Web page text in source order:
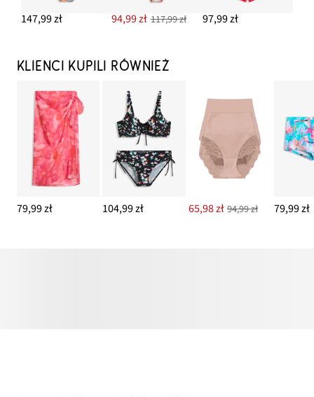
147,99 zł 94,99 zł 117,99 zł 97,99 zł
KLIENCI KUPILI RÓWNIEŻ
79,99 zł 104,99 zł 65,98 zł 94,99 zł 79,99 zł